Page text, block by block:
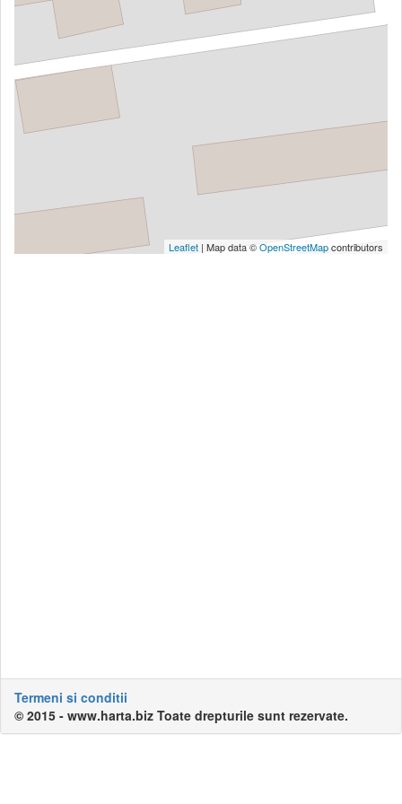
Leaflet | Map data ©OpenStreetMapcontributors
Termeni si conditii
© 2015 - www.harta.biz Toate drepturile sunt rezervate.